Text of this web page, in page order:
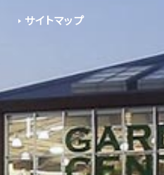
サイトマップ